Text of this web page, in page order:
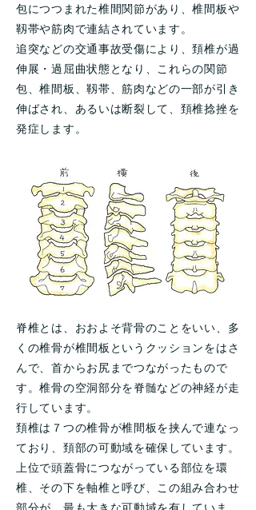
包につつまれた椎間関節があり、椎間板や
靱帯や筋肉で連結されています。
追突などの交通事故受傷により、頚椎が過
伸展・過屈曲状態となり、これらの関節
包、椎間板、靱帯、筋肉などの一部が引き
伸ばされ、あるいは断裂して、頚椎捻挫を
発症します。
脊椎とは、おおよそ背骨のことをいい、多
くの椎骨が椎間板というクッションをはさ
んで、首からお尻までつながったもので
す。椎骨の空洞部分を脊髄などの神経が走
行しています。
頚椎は７つの椎骨が椎間板を挟んで連なっ
ており、頚部の可動域を確保しています。
上位で頭蓋骨につながっている部位を環
椎、その下を軸椎と呼び、この組み合わせ